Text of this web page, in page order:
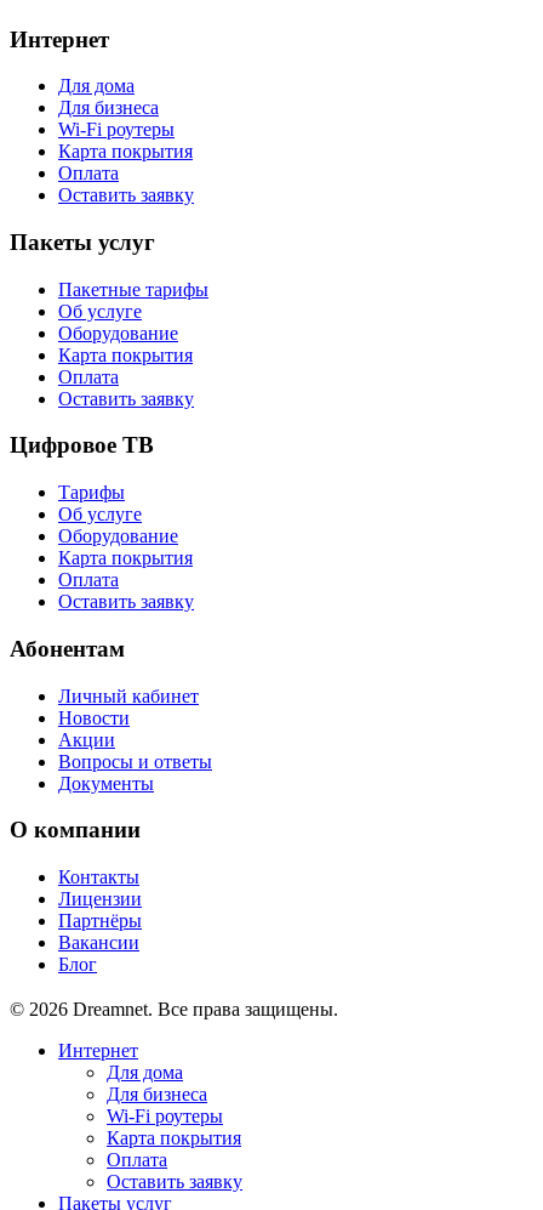
Интернет
Для дома
Для бизнеса
Wi-Fi роутеры
Карта покрытия
Оплата
Оставить заявку
Пакеты услуг
Пакетные тарифы
Об услуге
Оборудование
Карта покрытия
Оплата
Оставить заявку
Цифровое ТВ
Тарифы
Об услуге
Оборудование
Карта покрытия
Оплата
Оставить заявку
Абонентам
Личный кабинет
Новости
Акции
Вопросы и ответы
Документы
О компании
Контакты
Лицензии
Партнёры
Вакансии
Блог
© 2026 Dreamnet. Все права защищены.
Интернет
Для дома
Для бизнеса
Wi-Fi роутеры
Карта покрытия
Оплата
Оставить заявку
Пакеты услуг